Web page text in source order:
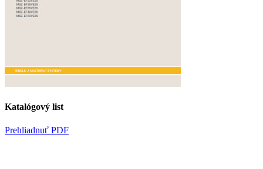
Katalógový list
Prehliadnuť PDF